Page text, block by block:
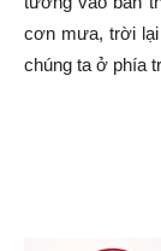
cơn mưa, trời
chúng ta ở phía